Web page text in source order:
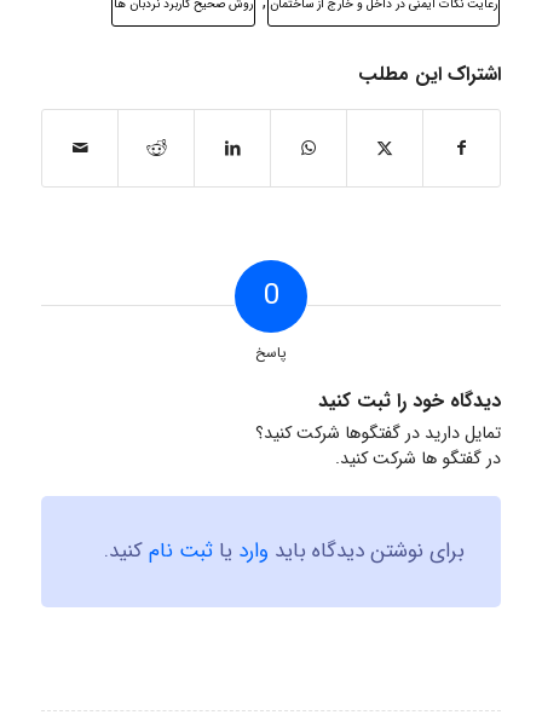
رعايت نكات ايمنی در داخل و خارج از ساختمان روش صحیح كاربرد نردبان ها
اشتراک این مطلب
0
پاسخ
دیدگاه خود را ثبت کنید
تمایل دارید در گفتگوها شرکت کنید؟
در گفتگو ها شرکت کنید.
برای نوشتن دیدگاه باید وارد یا ثبت نامکنید.